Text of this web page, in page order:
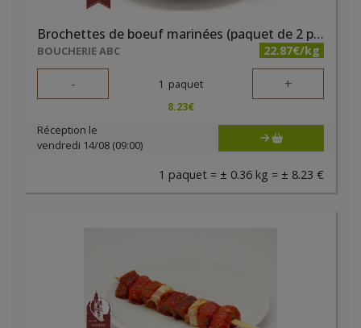
Brochettes de boeuf marinées (paquet de 2 pièces)
BOUCHERIE ABC 22.87€/kg
- 1 paquet +
8.23€
Réception le
vendredi 14/08 (09:00)
1 paquet = ± 0.36 kg = ± 8.23 €